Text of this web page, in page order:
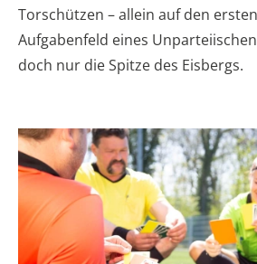
Torschützen – allein auf den
Aufgabenfeld eines
doch nur die Spitze des Eisbergs.